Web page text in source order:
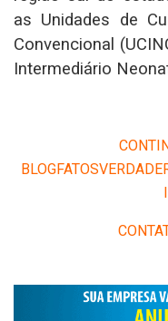
as Unidades de
Convencional
Intermediário